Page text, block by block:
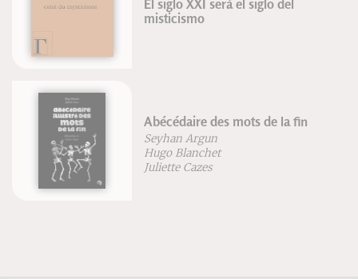
El siglo XXI será el siglo del
misticismo
Abécédaire des mots de la fin
Seyhan Argun
Hugo Blanchet
Juliette Cazes